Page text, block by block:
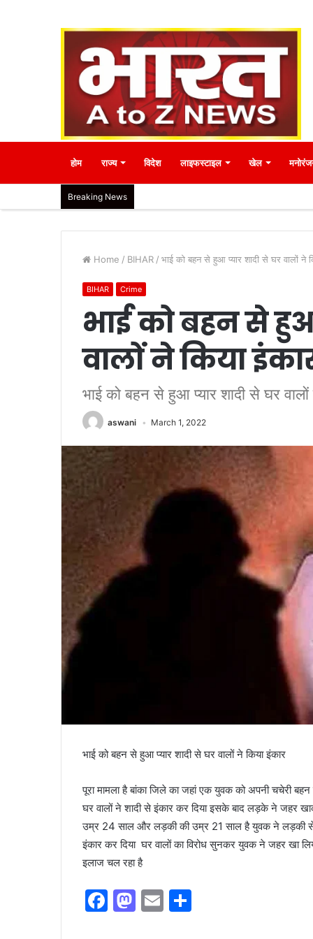
होम राज्य विदेश लाइफस्टाइल खेल
Breaking News
Home / BIHAR / भाई को बहन से हुआ प्यार शादी से घर वालों ने
BIHAR Crime
भाई को बहन से
वालों ने किया
भाई को बहन से हुआ प्यार शादी से घर वालों
aswani March 1, 2022
भाई को बहन से हुआ प्यार शादी से घर वालों ने किया इंकार
पूरा मामला है बांका जिले का जहां एक युवक को अपनी चचेरी
घर वालों ने शादी से इंकार कर दिया इसके बाद लड़के ने जहर
उम्र 24 साल और लड़की की उम्र 21 साल है युवक ने लड़की से
इंकार कर दिया घर वालों का विरोध सुनकर युवक ने जहर खा
इलाज चल रहा है
F
M E